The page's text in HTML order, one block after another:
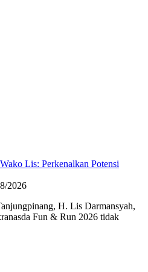
Lis: Perkenalkan Potensi
2026
H. Lis Darmansyah,
Fun & Run 2026 tidak